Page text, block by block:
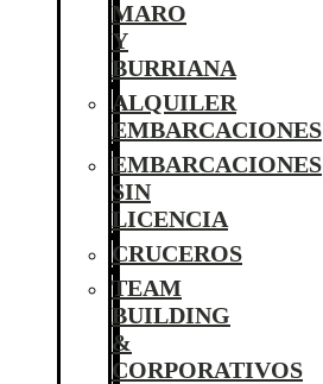
MARO
Y
BURRIANA
ALQUILER
EMBARCACIONES
EMBARCACIONES
SIN
LICENCIA
CRUCEROS
TEAM
BUILDING
&
CORPORATIVOS